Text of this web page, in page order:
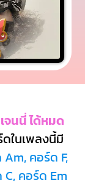
เจนนี่ ได้หมด
ในเพลงนี้มี
คอร์ด F,
คอร์ด Em